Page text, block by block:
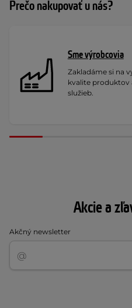
Prečo nakupovať u nás?
Sme výrobcovia
Zakladáme si na
kvalite produktov
služieb.
Akcie a
Akčný newsletter